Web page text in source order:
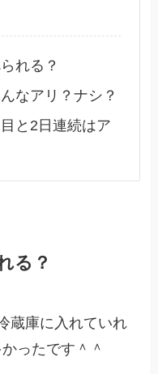
れる？
なアリ？ナシ？
と2日連続はア
る？
蔵庫に入れていれ
ったです＾＾